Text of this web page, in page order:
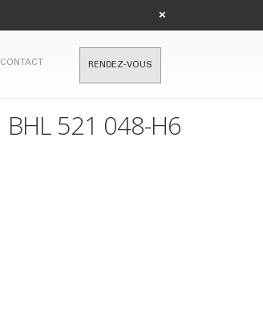
×
CONTACT RENDEZ-VOUS
BHL 521 048-H6